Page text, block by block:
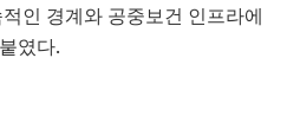
인 경계와 공중보건 인프라에
였다.